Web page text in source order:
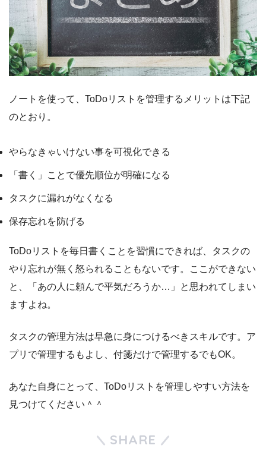
ノートを使って、ToDoリストを管理するメリットは下記
のとおり。
やらなきゃいけない事を可視化できる
「書く」ことで優先順位が明確になる
タスクに漏れがなくなる
保存忘れを防げる
ToDoリストを毎日書くことを習慣にできれば、タスクの
やり忘れが無く怒られることもないです。ここができない
と、「あの人に頼んで平気だろうか…」と思われてしまい
ますよね。
タスクの管理方法は早急に身につけるべきスキルです。ア
プリで管理するもよし、付箋だけで管理するでもOK。
あなた自身にとって、ToDoリストを管理しやすい方法を
見つけてください＾＾
SHARE